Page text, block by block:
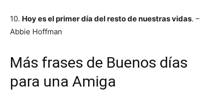
10. Hoy es el primer día del resto de nuestras vidas. –
Abbie Hoffman
Más frases de Buenos días
para una Amiga